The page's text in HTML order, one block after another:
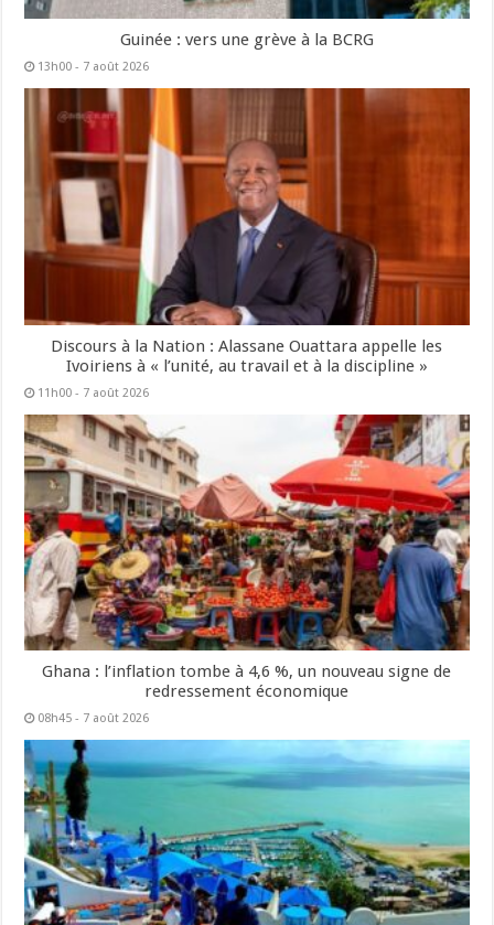
Guinée : vers une grève à la BCRG
13h00 - 7 août 2026
Discours à la Nation : Alassane Ouattara appelle les
Ivoiriens à « l’unité, au travail et à la discipline »
11h00 - 7 août 2026
Ghana : l’inflation tombe à 4,6 %, un nouveau signe de
redressement économique
08h45 - 7 août 2026